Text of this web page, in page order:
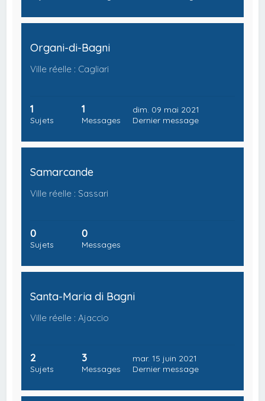
Organi-di-Bagni
Ville réelle : Cagliari
1
Sujets
1
Messages
dim. 09 mai 2021
Dernier message
Samarcande
Ville réelle : Sassari
0
Sujets
0
Messages
Santa-Maria di Bagni
Ville réelle : Ajaccio
2
Sujets
3
Messages
mar. 15 juin 2021
Dernier message